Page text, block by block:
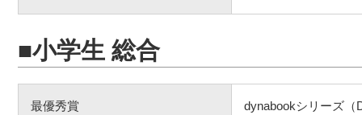
■小学生 総合
最優秀賞 dynabookシリーズ（